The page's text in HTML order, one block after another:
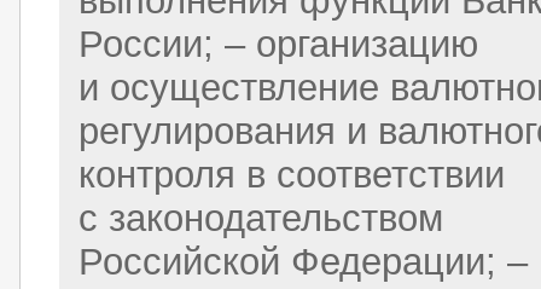
России; – организацию
и осуществление
регулирования и
контроля в соответствии
с законодательством
Российской Федерации; –